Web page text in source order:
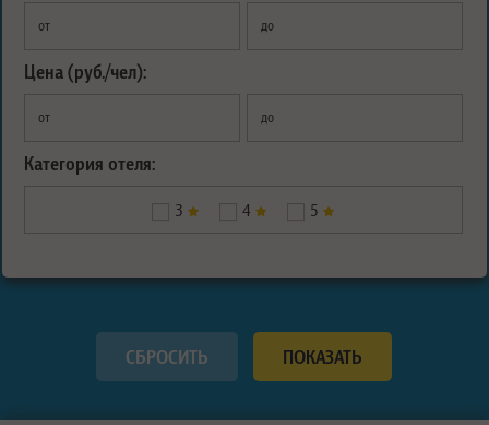
от до
Цена (руб./чел):
от до
Категория отеля:
3 4 5